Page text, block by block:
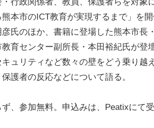
本市のICT教育が実現するまで」を
氏のほか、書籍に登場した熊本市長
育センター副所長・本田裕紀氏が登
ュリティなど数々の壁をどう乗り越
護者の反応などについて語る。
、参加無料。申込みは、Peatixにて